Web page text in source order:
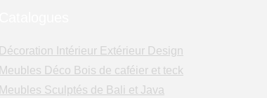
Décoration Intérieur Extérieur Design
Meubles Déco Bois de caféier et teck
Meubles Sculptés de Bali et Java